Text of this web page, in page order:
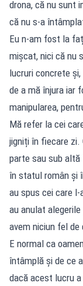
drona, că nu sunt
că nu s-a
Eu n-am fost la
mișcat, nici că nu
lucruri concrete
de a mă înjura iar
manipularea,
Mă refer la cei
jigniți în fiecare zi.
parte sau sub
în statul român și
au spus cei care
au anulat
avem niciun fel de
E normal ca
întâmplă și de ce
dacă acest lucru